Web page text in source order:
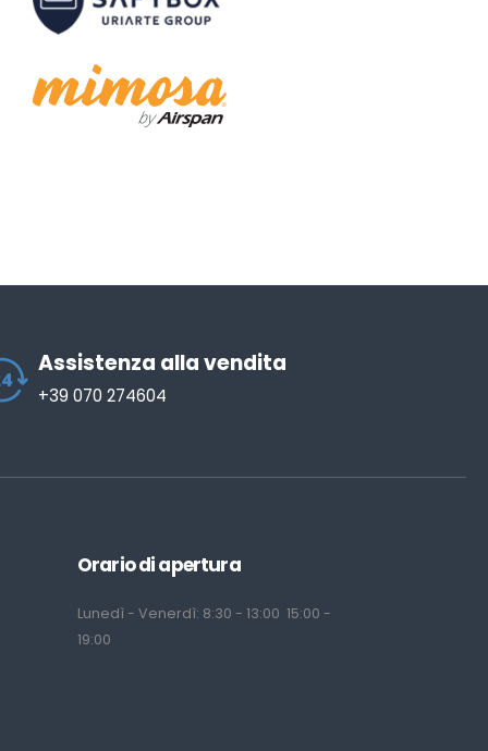
Assistenza alla vendita
+39 070 274604
Orario di apertura
Lunedì - Venerdì: 8:30 - 13:00 15:00 -
19:00